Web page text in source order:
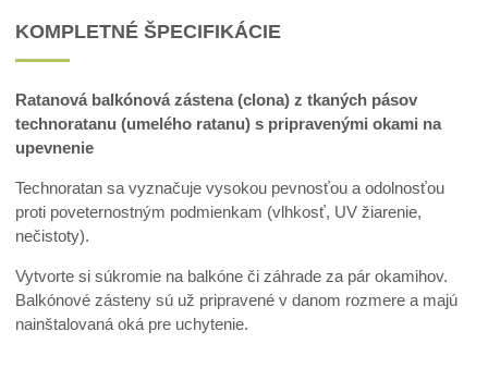
KOMPLETNÉ ŠPECIFIKÁCIE
Ratanová balkónová zástena (clona) z tkaných pásov
technoratanu (umelého ratanu) s pripravenými okami na
upevnenie
Technoratan sa vyznačuje vysokou pevnosťou a odolnosťou
proti poveternostným podmienkam (vlhkosť, UV žiarenie,
nečistoty).
Vytvorte si súkromie na balkóne či záhrade za pár okamihov.
Balkónové zásteny sú už pripravené v danom rozmere a majú
nainštalovaná oká pre uchytenie.